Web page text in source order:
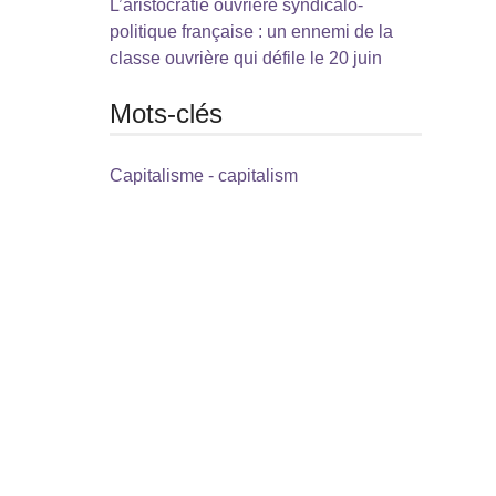
L’aristocratie ouvrière syndicalo-
politique française : un ennemi de la
classe ouvrière qui défile le 20 juin
Mots-clés
Capitalisme - capitalism